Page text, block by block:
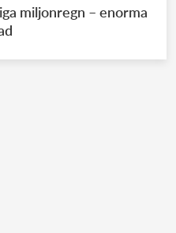
miljonregn – enorma